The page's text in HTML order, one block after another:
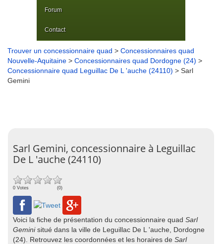
Forum
Contact
Trouver un concessionnaire quad > Concessionnaires quad
Nouvelle-Aquitaine > Concessionnaires quad Dordogne (24) >
Concessionnaire quad Leguillac De L 'auche (24110) > Sarl
Gemini
Sarl Gemini, concessionnaire à Leguillac
De L 'auche (24110)
0 Votes (0)
Voici la fiche de présentation du concessionnaire quad Sarl
Geminisitué dans la ville de Leguillac De L 'auche, Dordogne
(24). Retrouvez les coordonnées et les horaires de Sarl